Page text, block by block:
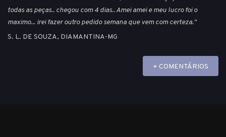
todas as peças.. chegou com 4 dias.. Amei amei e meu lucro foi o
maximo... irei fazer outro pedido semana que vem com certeza."
S. L. DE SOUZA, DIAMANTINA-MG
+ COMENTÁRIOS